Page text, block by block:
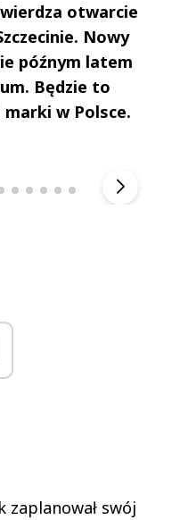
otwarcie
Nowy
późnym latem
Będzie to
w Polsce.
swój